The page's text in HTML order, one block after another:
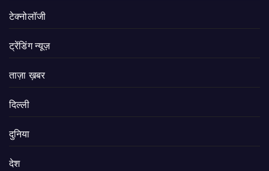
टेक्नोलॉजी
ट्रेंडिंग न्यूज़
ताज़ा ख़बर
दिल्ली
दुनिया
देश